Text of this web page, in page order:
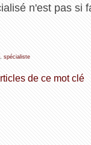
n'est pas si
, spécialiste
de ce mot clé